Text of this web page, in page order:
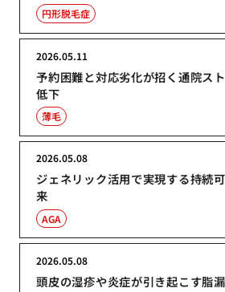
円形脱毛症
予約困難と対応劣化が招く通院ス
低下
2026.05.11
薄毛
ジェネリック活用で実現する持続
来
2026.05.08
AGA
頭皮の湿疹や炎症が引き起こす脂
2026.05.08